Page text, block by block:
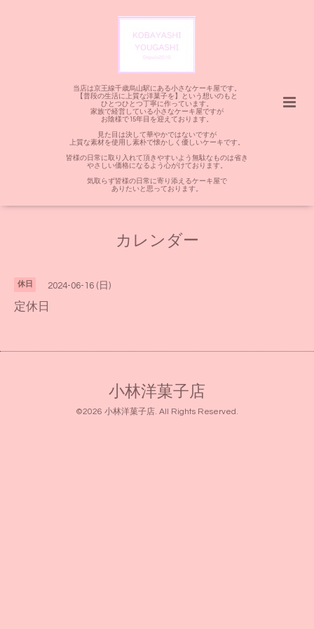
当店は京王線千歳烏山駅にある小さなケーキ屋です。
【普段の生活に上質な洋菓子を】という想いのもと
ひとつひとつ丁寧に作っています。
家族で経営している小さなケーキ屋ですが
お陰様で15年目を迎えております。
見た目は決して華やかではないですが
上質な素材を使用し素朴で懐かしく優しいケーキです。
皆様の日常に取り入れて頂きやすいよう無駄なものは省き
やさしい価格になるよう心がけております。
気取らず皆様の日常に寄り添えるケーキ屋で
ありたいと思っております。
カレンダー
休日 2024-06-16 (日)
定休日
小林洋菓子店
©2026 小林洋菓子店. All Rights Reserved.